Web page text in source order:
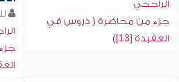
الراجحي
جزء من محاضرة ( دروس في
العقيدة [13])